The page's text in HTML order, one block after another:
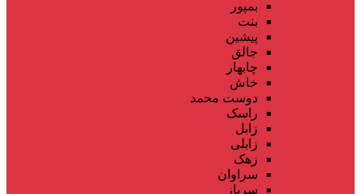
بمپور
بنت
پیشین
جالق
چابهار
خاش
دوست محمد
راسک
زابل
زابلی
زهک
سراوان
سرباز